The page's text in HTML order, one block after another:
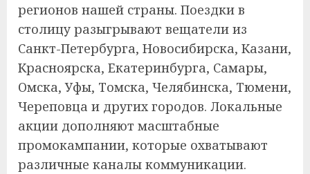
регионов нашей страны. Поездки в
столицу разыгрывают вещатели из
Санкт-Петербурга, Новосибирска, Казани,
Красноярска, Екатеринбурга, Самары,
Омска, Уфы, Томска, Челябинска, Тюмени,
Череповца и других городов. Локальные
акции дополняют масштабные
промокампании, которые охватывают
различные каналы коммуникации.